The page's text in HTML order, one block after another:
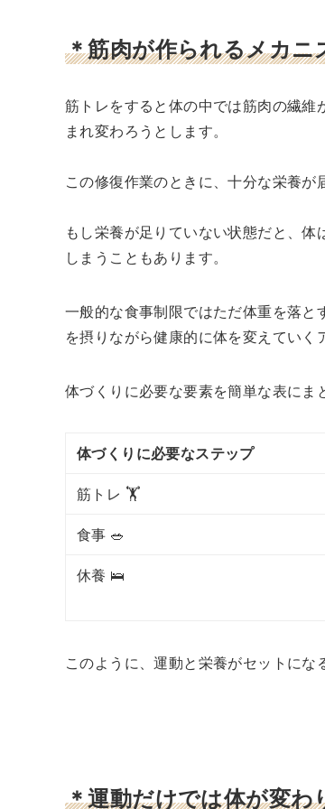
＊筋肉が作られるメカニ
筋トレをすると体の中では筋肉の繊
まれ変わろうとします。
この修復作業のときに、十分な栄養が
もし栄養が足りていない状態だと、
しまうこともあります。
一般的な食事制限ではただ体重を落
を摂りながら健康的に体を変えていく
体づくりに必要な要素を簡単な表にま
体づくりに必要なステップ
筋トレ 🏋️
食事 🥗
休養 🛌
このように、運動と栄養がセットにな
＊運動だけでは体が変わ